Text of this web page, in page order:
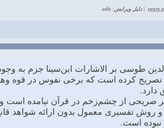
دلیل ویرایش: edit
طوسى بر الاشارات ابن‌سینا جزم به
تصریح كرده است كه برخى نفوس در قوه
دارد.
صریحى از چشم‌زخم در قرآن نیامده است و
روش تفسیرى معمول بدون ارائه شواهد
نبوده است.